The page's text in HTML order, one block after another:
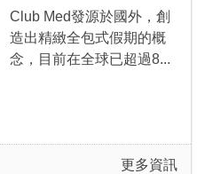
Club Med發源於國外，創
造出精緻全包式假期的概
念，目前在全球已超過8...
更多資訊